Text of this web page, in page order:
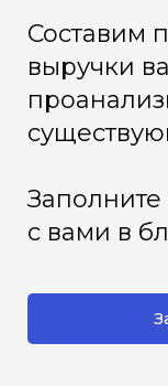
Составим
выручки
с вами в